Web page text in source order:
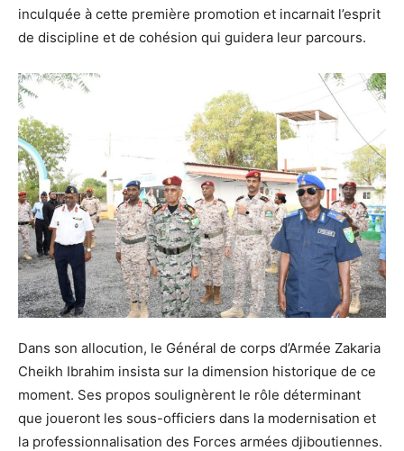
inculquée à cette première promotion et incarnait l’esprit
de discipline et de cohésion qui guidera leur parcours.
Dans son allocution, le Général de corps d’Armée Zakaria
Cheikh Ibrahim insista sur la dimension historique de ce
moment. Ses propos soulignèrent le rôle déterminant
que joueront les sous-officiers dans la modernisation et
la professionnalisation des Forces armées djiboutiennes.